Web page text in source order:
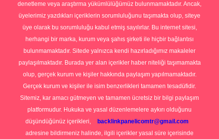
denetleme veya araştırma yükümlülüğümüz bulunmamaktadır. Ancak,
üyelerimiz yazdıkları içeriklerin sorumluluğunu taşımakta olup, siteye
üye olarak bu sorumluluğu kabul etmiş sayılırlar. Bu internet sitesi,
herhangi bir marka, kurum veya şahıs şirketi ile hiçbir bağlantısı
bulunmamaktadır. Sitede yalnızca kendi hazırladığımız makaleler
paylaşılmaktadır. Burada yer alan içerikler haber niteliği taşımamakta
olup, gerçek kurum ve kişiler hakkında paylaşım yapılmamaktadır.
Gerçek kurum ve kişiler ile isim benzerlikleri tamamen tesadüfidir.
Sitemiz, kar amacı gütmeyen ve tamamen ücretsiz bir bilgi paylaşım
platformudur. Hukuka ve yasal düzenlemelere aykırı olduğunu
düşündüğünüz içerikleri,
backlinkpanelicomtr@gmail.com
adresine bildirmeniz halinde, ilgili içerikler yasal süre içerisinde